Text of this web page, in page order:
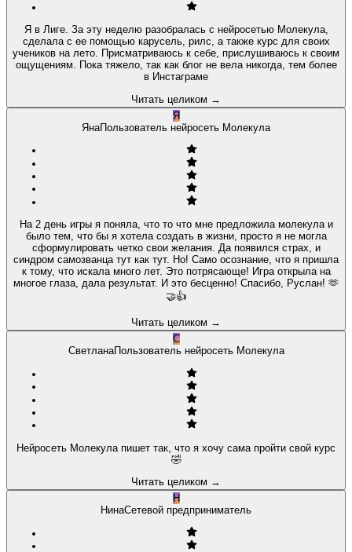
Я в Лиге. За эту неделю разобралась с нейросетью Молекула,
сделала с ее помощью карусель, рилс, а также курс для своих
учеников на лето. Присматриваюсь к себе, прислушиваюсь к своим
ощущениям. Пока тяжело, так как блог не вела никогда, тем более
в Инстаграме
Читать целиком →
Я
ЯнаПользователь нейросеть Молекула
На 2 день игры я поняла, что то что мне предложила молекула и
было тем, что бы я хотела создать в жизни, просто я не могла
сформулировать четко свои желания. Да появился страх, и
синдром самозванца тут как тут. Но! Само осознание, что я пришла
к тому, что искала много лет. Это потрясающе! Игра открыла на
многое глаза, дала результат. И это бесценно! Спасибо, Руслан! 🫶
🤝👍
Читать целиком →
С
СветланаПользователь нейросеть Молекула
Нейросеть Молекула пишет так, что я хочу сама пройти свой курс
🤣
Читать целиком →
Н
НинаСетевой предприниматель